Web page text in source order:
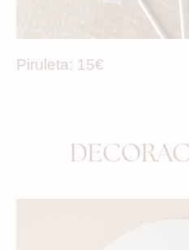
Piruleta: 15€